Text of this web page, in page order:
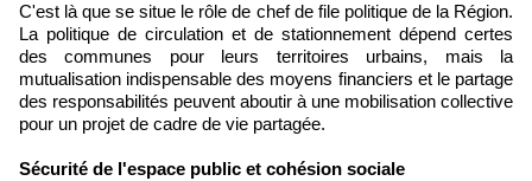
C'est là que se situe le rôle de chef de file politique de la Région.
La politique de circulation et de stationnement dépend certes
des communes pour leurs territoires urbains, mais la
mutualisation indispensable des moyens financiers et le partage
des responsabilités peuvent aboutir à une mobilisation collective
pour un projet de cadre de vie partagée.
Sécurité de l'espace public et cohésion sociale